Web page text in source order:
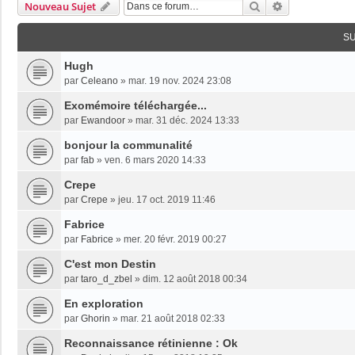
Nouveau Sujet Rechercher
Hugh
par Celeano » mar. 19 nov. 2024 23:08
Exomémoire téléchargée...
par Ewandoor » mar. 31 déc. 2024 13:33
bonjour la communalité
par fab » ven. 6 mars 2020 14:33
Crepe
par Crepe » jeu. 17 oct. 2019 11:46
Fabrice
par Fabrice » mer. 20 févr. 2019 00:27
C'est mon Destin
par taro_d_zbel » dim. 12 août 2018 00:34
En exploration
par Ghorin » mar. 21 août 2018 02:33
Reconnaissance rétinienne : Ok